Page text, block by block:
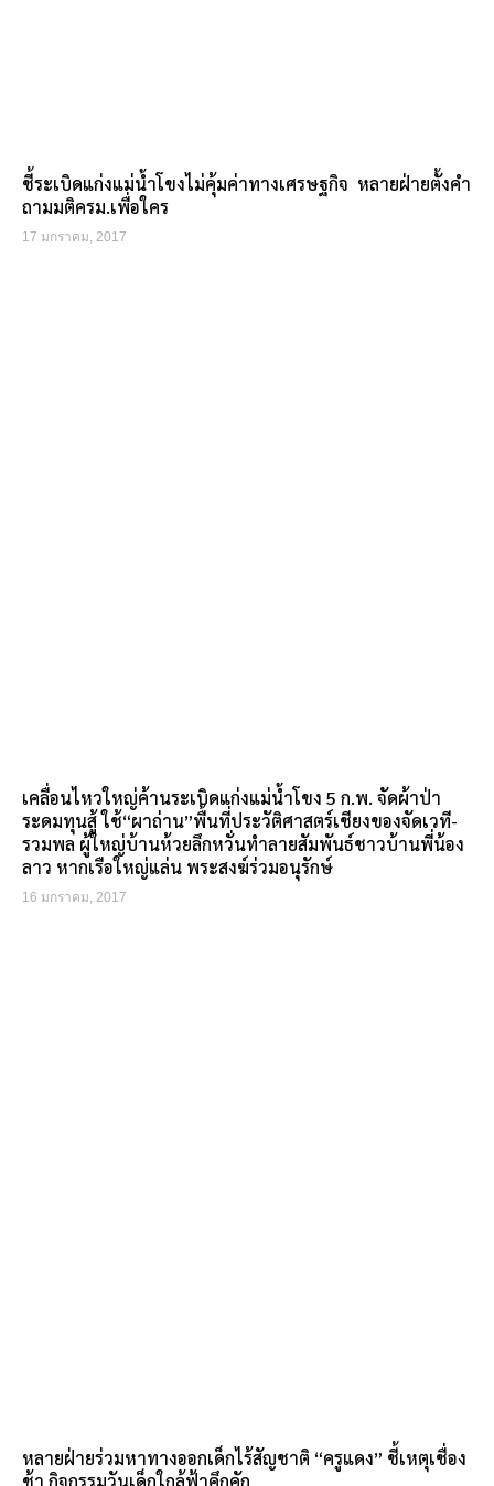
ชี้ระเบิดแก่งแม่น้ำโขงไม่คุ้มค่าทางเศรษฐกิจ หลายฝ่ายตั้งคำ
ถามมติครม.เพื่อใคร
17 มกราคม, 2017
เคลื่อนไหวใหญ่ค้านระเบิดแก่งแม่น้ำโขง 5 ก.พ. จัดผ้าป่า
ระดมทุนสู้ ใช้“ผาถ่าน”พื้นที่ประวัติศาสตร์เชียงของจัดเวที-
รวมพล ผู้ใหญ่บ้านห้วยลึกหวั่นทำลายสัมพันธ์ชาวบ้านพี่น้อง
ลาว หากเรือใหญ่แล่น พระสงฆ์ร่วมอนุรักษ์
16 มกราคม, 2017
หลายฝ่ายร่วมหาทางออกเด็กไร้สัญชาติ “ครูแดง” ชี้เหตุเชื่อง
ช้า กิจกรรมวันเด็กใกล้ฟ้าคึกคัก